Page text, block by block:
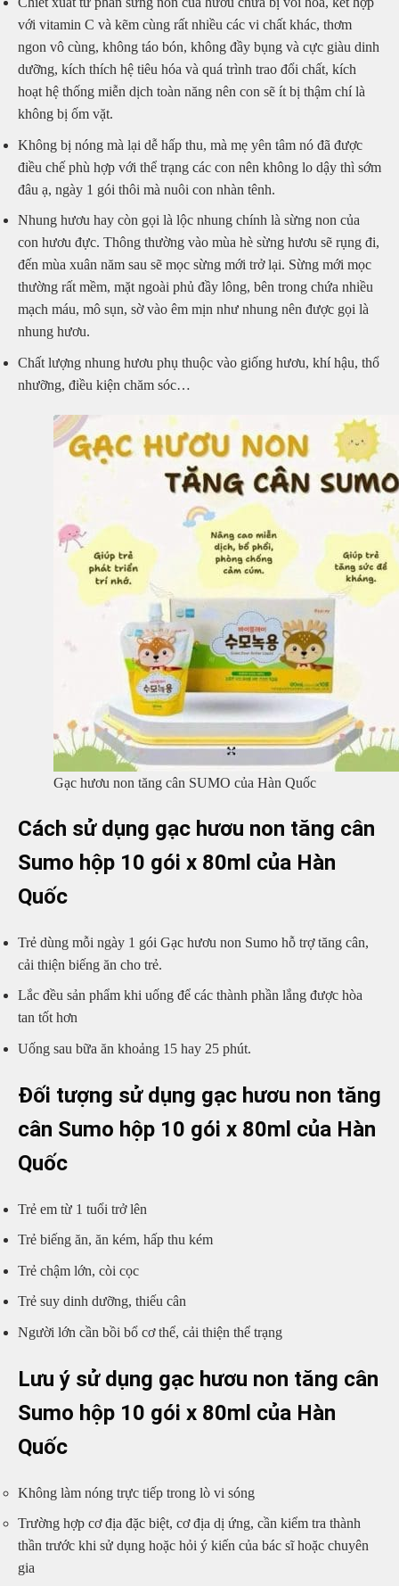
với vitamin C và kẽm cùng rất nhiều các vi chất khác, thơm
ngon vô cùng, không táo bón, không đầy bụng và cực giàu dinh
dưỡng, kích thích hệ tiêu hóa và quá trình trao đổi chất, kích
hoạt hệ thống miễn dịch toàn năng nên con sẽ ít bị thậm chí là
không bị ốm vặt.
Không bị nóng mà lại dễ hấp thu, mà mẹ yên tâm nó đã được
điều chế phù hợp với thể trạng các con nên không lo dậy thì sớm
đâu ạ, ngày 1 gói thôi mà nuôi con nhàn tênh.
Nhung hươu hay còn gọi là lộc nhung chính là sừng non của
con hươu đực. Thông thường vào mùa hè sừng hươu sẽ rụng đi,
đến mùa xuân năm sau sẽ mọc sừng mới trở lại. Sừng mới mọc
thường rất mềm, mặt ngoài phủ đầy lông, bên trong chứa nhiều
mạch máu, mô sụn, sờ vào êm mịn như nhung nên được gọi là
nhung hươu.
Chất lượng nhung hươu phụ thuộc vào giống hươu, khí hậu, thổ
nhưỡng, điều kiện chăm sóc…
Gạc hươu non tăng cân SUMO của Hàn Quốc
Cách sử dụng gạc hươu non tăng cân
Sumo hộp 10 gói x 80ml của Hàn
Quốc
Trẻ dùng mỗi ngày 1 gói Gạc hươu non Sumo hỗ trợ tăng cân,
cải thiện biếng ăn cho trẻ.
Lắc đều sản phẩm khi uống để các thành phần lắng được hòa
tan tốt hơn
Uống sau bữa ăn khoảng 15 hay 25 phút.
Đối tượng sử dụng gạc hươu non tăng
cân Sumo hộp 10 gói x 80ml của Hàn
Quốc
Trẻ em từ 1 tuổi trở lên
Trẻ biếng ăn, ăn kém, hấp thu kém
Trẻ chậm lớn, còi cọc
Trẻ suy dinh dưỡng, thiếu cân
Người lớn cần bồi bổ cơ thể, cải thiện thể trạng
Lưu ý sử dụng gạc hươu non tăng cân
Sumo hộp 10 gói x 80ml của Hàn
Quốc
Không làm nóng trực tiếp trong lò vi sóng
Trường hợp cơ địa đặc biệt, cơ địa dị ứng, cần kiểm tra thành
thần trước khi sử dụng hoặc hỏi ý kiến của bác sĩ hoặc chuyên
gia